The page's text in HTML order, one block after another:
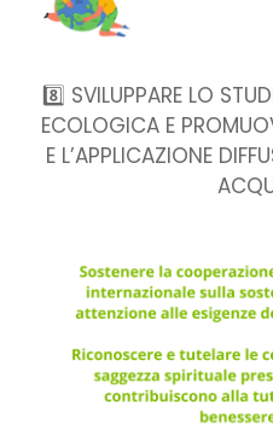
8️⃣ SVILUPPARE LO
ECOLOGICA E
E L’APPLICAZIONE